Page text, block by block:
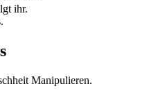
ihr.
Manipulieren.